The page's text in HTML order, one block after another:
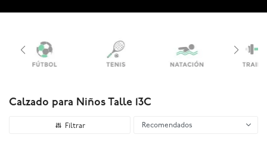
Calzado para Niños Talle 13C
Recomendados